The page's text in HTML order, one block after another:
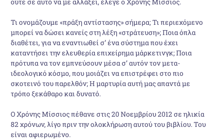
ούτε σε αυτό να με αλλάξει, έλεγε ο Χρόνης Μίσσιος.
Τι ονομάζουμε «πράξη αντίστασης» σήμερα; Τι περιεχόμενο
μπορεί να δώσει κανείς στη λέξη «στράτευση»; Ποια όπλα
διαθέτει, για να εναντιωθεί σ’ ένα σύστημα που έχει
καταντήσει την ελευθερία επιχείρημα μάρκετινγκ; Ποια
πρότυπα να τον εμπνεύσουν μέσα σ’ αυτόν τον μετα-
ιδεολογικό κόσμο, που μοιάζει να επιστρέφει στο πιο
σκοτεινό του παρελθόν; Η μαρτυρία αυτή μας απαντά με
τρόπο ξεκάθαρο και δυνατό.
Ο Χρόνης Μίσσιος πέθανε στις 20 Νοεμβρίου 2012 σε ηλικία
82 χρόνων, λίγο πριν την ολοκλήρωση αυτού του βιβλίου. Του
είναι αφιερωμένο.